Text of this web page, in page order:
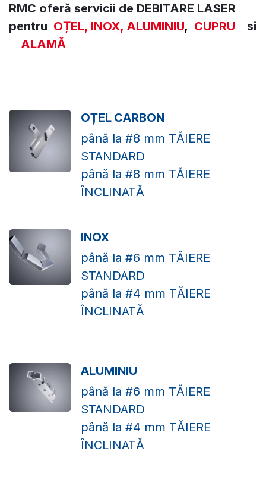
RMC oferă servicii de DEBITARE LASER
pentru OȚEL, INOX, ALUMINIU, CUPRU
si
ALAMĂ
OȚEL CARBON
până la #8 mm TĂIERE
STANDARD
până la #8 mm TĂIERE
ÎNCLINATĂ
INOX
până la #6 mm TĂIERE
STANDARD
până la #4 mm TĂIERE
ÎNCLINATĂ
ALUMINIU
până la #6 mm TĂIERE
STANDARD
până la #4 mm TĂIERE
ÎNCLINATĂ